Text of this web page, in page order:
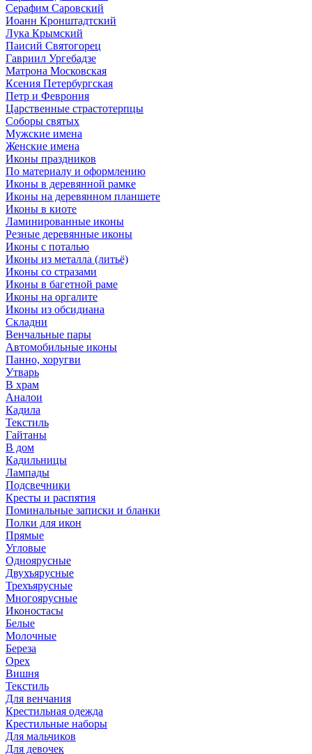
Серафим Саровский
Иоанн Кронштадтский
Лука Крымский
Паисий Святогорец
Гавриил Ургебадзе
Матрона Московская
Ксения Петербургская
Петр и Феврония
Царственные страстотерпцы
Соборы святых
Мужские имена
Женские имена
Иконы праздников
По материалу и оформлению
Иконы в деревянной рамке
Иконы на деревянном планшете
Иконы в киоте
Ламинированные иконы
Резные деревянные иконы
Иконы с поталью
Иконы из металла (литьё)
Иконы со стразами
Иконы в багетной раме
Иконы на оргалите
Иконы из обсидиана
Складни
Венчальные пары
Автомобильные иконы
Панно, хоругви
Утварь
В храм
Аналои
Кадила
Текстиль
Гайтаны
В дом
Кадильницы
Лампады
Подсвечники
Кресты и распятия
Поминальные записки и бланки
Полки для икон
Прямые
Угловые
Одноярусные
Двухъярусные
Трехъярусные
Многоярусные
Иконостасы
Белые
Молочные
Береза
Орех
Вишня
Текстиль
Для венчания
Крестильная одежда
Крестильные наборы
Для мальчиков
Для девочек